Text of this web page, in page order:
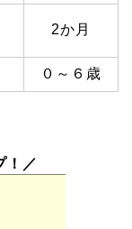
2か月
０～６歳
！／